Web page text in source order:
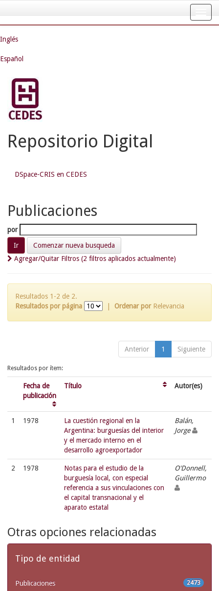
navigation
Inglés
Español
Repositorio Digital
DSpace-CRIS en CEDES
Publicaciones
por
Comenzar nueva busqueda
Agregar/Quitar Filtros (2 filtros aplicados actualmente)
Resultados 1-2 de 2.
Resultados por página
Ordenar por Relevancia
Anterior 1 Siguiente
Resultados por ítem:
Fecha de
publicación
Título Autor(es)
1 1978
La cuestión regional en la
Argentina: burguesías del interior
y el mercado interno en el
desarrollo agroexportador
Balán,
Jorge
2 1978
Notas para el estudio de la
burguesía local, con especial
referencia a sus vinculaciones con
el capital transnacional y el
aparato estatal
O'Donnell,
Guillermo
Otras opciones relacionadas
Tipo de entidad
2473
Publicaciones